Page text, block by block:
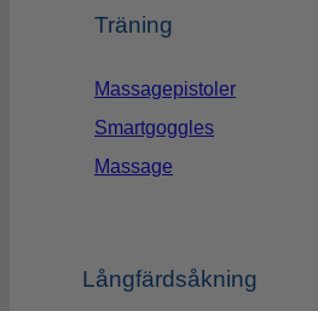
Träning
Massagepistoler
Smartgoggles
Massage
Långfärdsåkning